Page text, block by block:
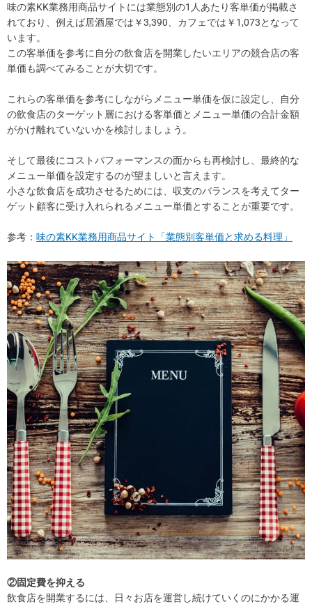
味の素KK業務用商品サイトには業態別の1人あたり客単価が掲載さ
れており、例えば居酒屋では￥3,390、カフェでは￥1,073となって
います。
この客単価を参考に自分の飲食店を開業したいエリアの競合店の客
単価も調べてみることが大切です。
これらの客単価を参考にしながらメニュー単価を仮に設定し、自分
の飲食店のターゲット層における客単価とメニュー単価の合計金額
がかけ離れていないかを検討しましょう。
そして最後にコストパフォーマンスの面からも再検討し、最終的な
メニュー単価を設定するのが望ましいと言えます。
小さな飲食店を成功させるためには、収支のバランスを考えてター
ゲット顧客に受け入れられるメニュー単価とすることが重要です。
参考： 味の素KK業務用商品サイト「業態別客単価と求める料理」
②固定費を抑える
飲食店を開業するには、日々お店を運営し続けていくのにかかる運